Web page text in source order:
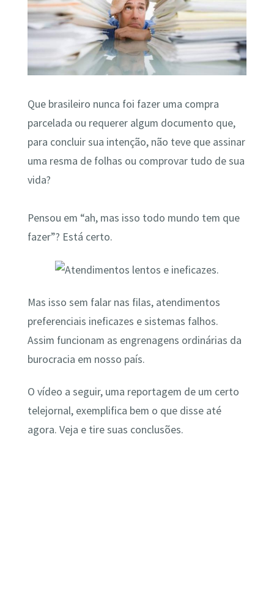
Que brasileiro nunca foi fazer uma compra
parcelada ou requerer algum documento que,
para concluir sua intenção, não teve que assinar
uma resma de folhas ou comprovar tudo de sua
vida?
Pensou em “ah, mas isso todo mundo tem que
fazer”? Está certo.
Mas isso sem falar nas filas, atendimentos
preferenciais ineficazes e sistemas falhos.
Assim funcionam as engrenagens ordinárias da
burocracia em nosso país.
O vídeo a seguir, uma reportagem de um certo
telejornal, exemplifica bem o que disse até
agora. Veja e tire suas conclusões.